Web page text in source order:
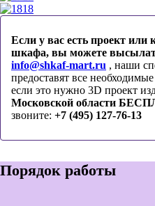
18
Если у вас есть проект
шкафа, вы можете
info@shkaf-mart.ru , наши
предоставят все
если это нужно 3D проект
Московской области
звоните: +7 (495) 127-76-13
Порядок работы